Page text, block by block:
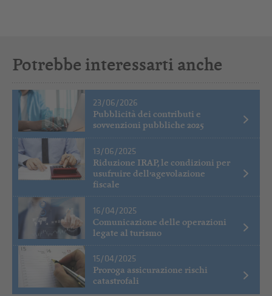
Potrebbe interessarti anche
23/06/2026
Pubblicità dei contributi e
sovvenzioni pubbliche 2025
13/06/2025
Riduzione IRAP, le condizioni per
usufruire dell’agevolazione
fiscale
16/04/2025
Comunicazione delle operazioni
legate al turismo
15/04/2025
Proroga assicurazione rischi
catastrofali